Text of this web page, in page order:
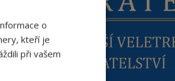
o
kteří je
při vašem